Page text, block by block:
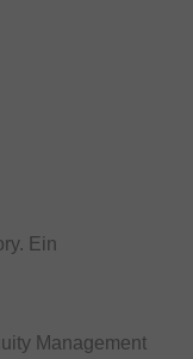
Ein
Management